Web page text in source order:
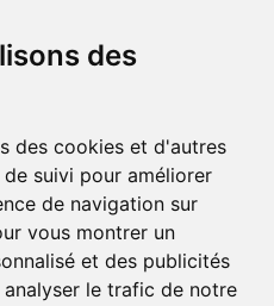
des
des cookies et d'autres
suivi pour améliorer
de navigation sur
vous montrer un
et des publicités
le trafic de notre